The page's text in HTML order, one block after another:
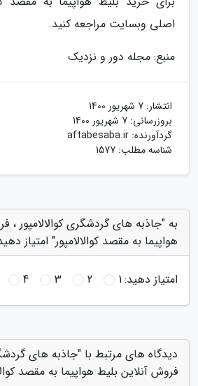
اصلی وبسایت مراجعه کنید.
منبع: مجله دور و نزدیک
انتشار: 7 شهریور 1400
بروزرسانی: 7 شهریور 1400
گردآورنده: aftabesaba.ir
شناسه مطلب: 1577
به "جاذبه های گردشگری کوالالامپور ،
هواپیما به مقصد کوالالامپور" امتیاز
امتیاز دهید:1
2
3
4
دیدگاه های مرتبط با "جاذبه های
فروش آنلاین بلیط هواپیما به مقصد